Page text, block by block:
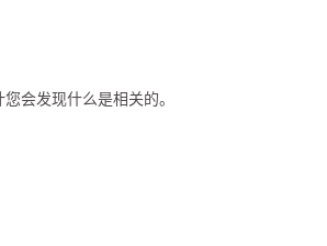
会发现什么是相关的。